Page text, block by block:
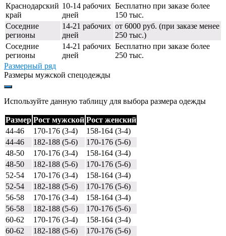
Краснодарский
край
10-14 рабочих
дней
Бесплатно при заказе более
150 тыс.
Соседние
регионы
14-21 рабочих
дней
от 6000 руб. (при заказе менее
250 тыс.)
Соседние
регионы
14-21 рабочих
дней
Бесплатно при заказе более
250 тыс.
Размерный ряд
Размеры мужской спецодежды
Используйте данную таблицу для выбора размера одежды
Размер Рост мужской Рост женский
44-46
170-176 (3-4)
158-164 (3-4)
44-46
182-188 (5-6)
170-176 (5-6)
48-50
170-176 (3-4)
158-164 (3-4)
48-50
182-188 (5-6)
170-176 (5-6)
52-54
170-176 (3-4)
158-164 (3-4)
52-54
182-188 (5-6)
170-176 (5-6)
56-58
170-176 (3-4)
158-164 (3-4)
56-58
182-188 (5-6)
170-176 (5-6)
60-62
170-176 (3-4)
158-164 (3-4)
60-62
182-188 (5-6)
170-176 (5-6)